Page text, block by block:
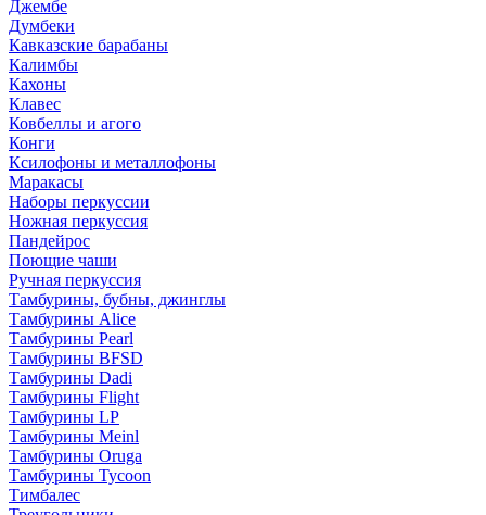
Джембе
Думбеки
Кавказские барабаны
Калимбы
Кахоны
Клавес
Ковбеллы и агого
Конги
Ксилофоны и металлофоны
Маракасы
Наборы перкуссии
Ножная перкуссия
Пандейрос
Поющие чаши
Ручная перкуссия
Тамбурины, бубны, джинглы
Тамбурины Alice
Тамбурины Pearl
Тамбурины BFSD
Тамбурины Dadi
Тамбурины Flight
Тамбурины LP
Тамбурины Meinl
Тамбурины Oruga
Тамбурины Tycoon
Тимбалес